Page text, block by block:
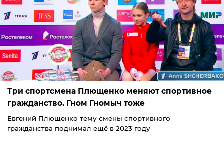
Три спортсмена Плющенко меняют спортивное
гражданство. Гном Гномыч тоже
Евгений Плющенко тему смены спортивного
гражданства поднимал ещё в 2023 году